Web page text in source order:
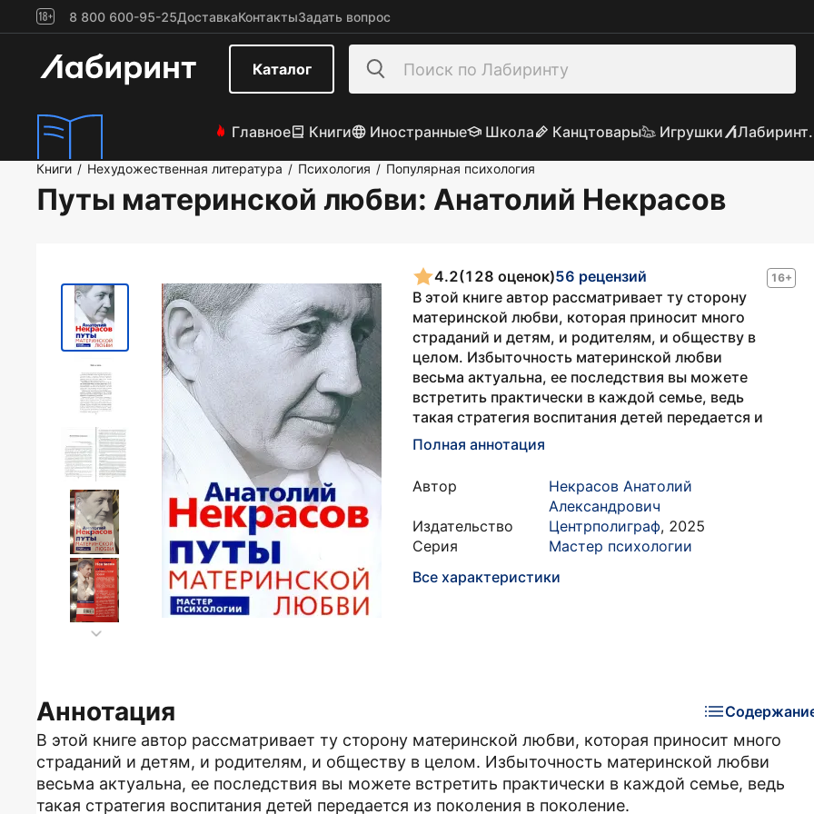
8 800 600-95-25ДоставкаКонтактыЗадать вопрос
Каталог
Главное Книги Иностранные Школа Канцтовары Игрушки
Книги / Нехудожественная литература / Психология / Популярная психология
Путы материнской любви: Анатолий Некрасов
16+
4.2(128 оценок)56 рецензий
В этой книге автор рассматривает ту сторону
материнской любви, которая приносит много
страданий и детям, и родителям, и обществу в
целом. Избыточность материнской любви
весьма актуальна, ее последствия вы можете
встретить практически в каждой семье, ведь
такая стратегия воспитания детей передается и
Полная аннотация
Автор
Некрасов Анатолий
Александрович
Издательство
Центрполиграф, 2025
Серия
Мастер психологии
Все характеристики
Аннотация
В этой книге автор рассматривает ту сторону материнской любви, которая приносит много
страданий и детям, и родителям, и обществу в целом. Избыточность материнской любви
весьма актуальна, ее последствия вы можете встретить практически в каждой семье, ведь
такая стратегия воспитания детей передается из поколения в поколение.